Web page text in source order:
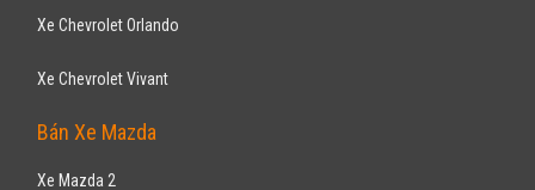
Xe Chevrolet Orlando
Xe Chevrolet Vivant
Bán Xe Mazda
Xe Mazda 2